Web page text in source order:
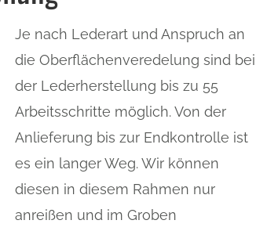
Je nach Lederart und Anspruch an
die Oberflächenveredelung sind bei
der Lederherstellung bis zu 55
Arbeitsschritte möglich. Von der
Anlieferung bis zur Endkontrolle ist
es ein langer Weg. Wir können
diesen in diesem Rahmen nur
anreißen und im Groben